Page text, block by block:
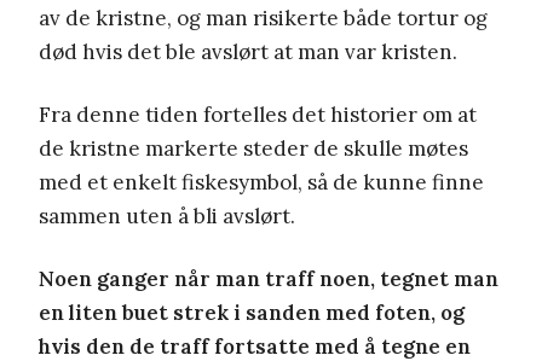
av de kristne, og man risikerte både tortur og
død hvis det ble avslørt at man var kristen.
Fra denne tiden fortelles det historier om at
de kristne markerte steder de skulle møtes
med et enkelt fiskesymbol, så de kunne finne
sammen uten å bli avslørt.
Noen ganger når man traff noen, tegnet man
en liten buet strek i sanden med foten, og
hvis den de traff fortsatte med å tegne en